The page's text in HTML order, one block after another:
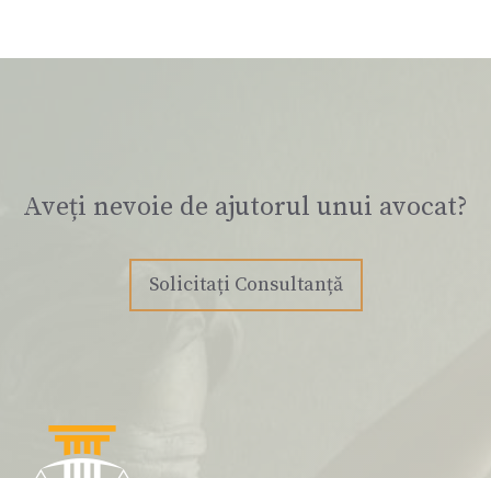
Aveți nevoie de ajutorul unui avocat?
Solicitați Consultanță